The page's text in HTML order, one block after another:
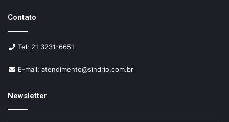
Contato
Tel: 21 3231-6651
E-mail: atendimento@sindrio.com.br
Newsletter